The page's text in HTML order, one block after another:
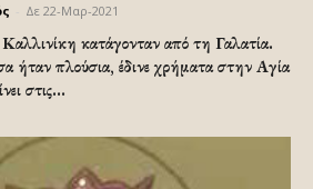
Δε 22-Μαρ-2021
κατάγονταν από τη Γαλατία.
ήταν πλούσια, έδινε χρήματα στην Αγία
στις...